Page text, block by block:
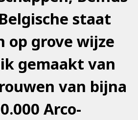
staat
op grove wijze
gemaakt van
van bijna
Arco-